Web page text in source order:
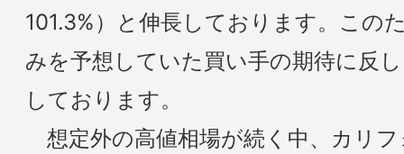
101.3%）と伸長しております。この
みを予想していた買い手の期待に反
しております。
想定外の高値相場が続く中、カリ